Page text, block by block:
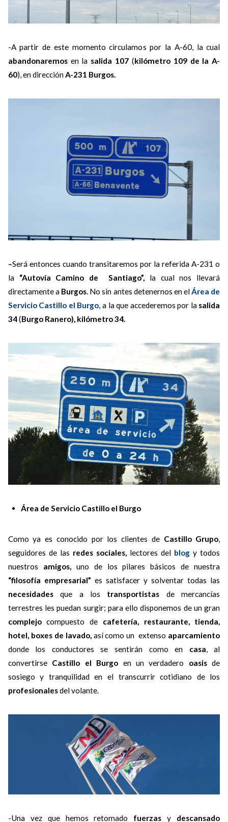
-A partir de este momento circulamos por la A-60, la cual
abandonaremosen la salida 107 (kilómetro 109 de la A-
60), en direcciónA-231 Burgos.
–Será entonces cuando transitaremos por la referida A-231 o
la“Autovía Camino de Santiago”,la cual nos llevará
directamente a Burgos. No sin antes detenernos en elÁrea de
Servicio Castillo el Burgo, a la que accederemos por la salida
34(Burgo Ranero), kilómetro 34.
Área de Servicio Castillo el Burgo
Como ya es conocido por los clientes de Castillo Grupo,
seguidores de las redes sociales, lectores del blog y todos
nuestros amigos,uno de los pilares básicos de nuestra
“filosofía empresarial” es satisfacer y solventar todas las
necesidadesque a los transportistas de mercancías
terrestres les puedan surgir; para ello disponemos de un gran
complejocompuesto de cafetería, restaurante, tienda,
hotel, boxes de lavado,así como un extenso aparcamiento
donde los conductores se sentirán como en casa, al
convertirseCastillo el Burgo en un verdadero oasisde
sosiego y tranquilidad en el transcurrir cotidiano de los
profesionalesdel volante.
-Una vez que hemos retomado fuerzas y descansado